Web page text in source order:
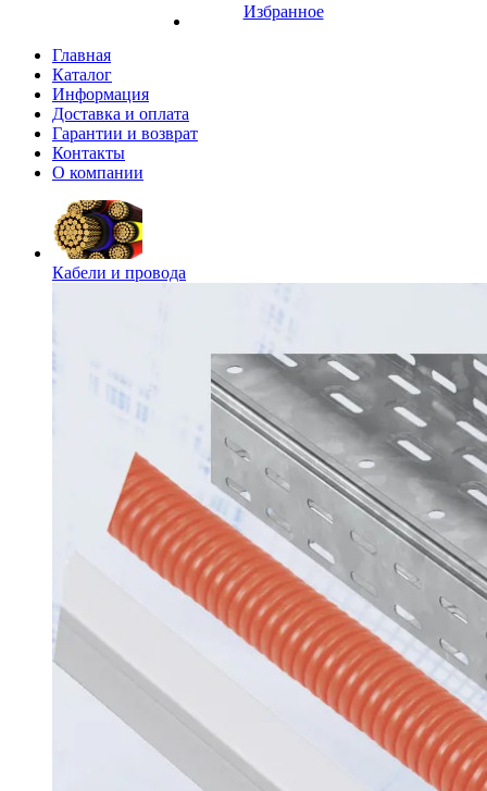
Избранное
Главная
Каталог
Информация
Доставка и оплата
Гарантии и возврат
Контакты
О компании
Кабели и провода